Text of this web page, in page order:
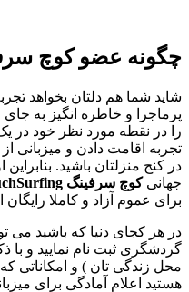
چگونه عضو کوچ
شاید شما هم دلتان بخواهد
پرماجرا و خاطره انگیز به
را در نقطه مورد نظر خود در یک
تجربه اقامت دادن و میزبانی
در کنج منزلتان باشید.
جهانیکوچ سرفینگ
برای عموم آزاد و کاملا
در هر کجای دنیا که باشید می
گردشگری ثبت نام نمایید و
محل زندگی تان ) و امکاناتی
هستید اعلام آمادگی برای